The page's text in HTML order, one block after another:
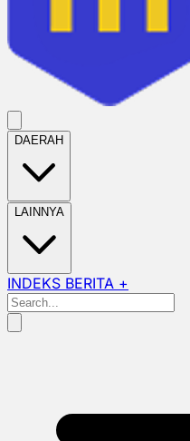
DAERAH
LAINNYA
INDEKS BERITA +